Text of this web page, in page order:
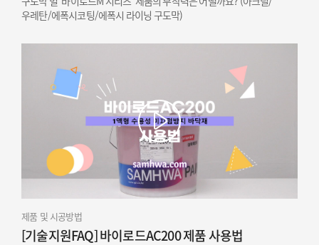
우레탄/에폭시코팅/에폭시 라이닝 구도막)
제품 및 시공방법
[기술지원FAQ] 바이로드AC200 제품 사용법